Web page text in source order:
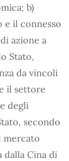
b)
e il connesso
azione a
Stato,
da vincoli
il settore
degli
secondo
mercato
dalla Cina di